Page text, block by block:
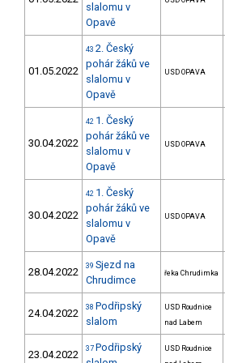
slalomu v
Opavě
01.05.2022
43 2. Český
pohár žáků ve
slalomu v
Opavě
USD OPAVA
30.04.2022
42 1. Český
pohár žáků ve
slalomu v
Opavě
USD OPAVA
30.04.2022
42 1. Český
pohár žáků ve
slalomu v
Opavě
USD OPAVA
28.04.2022 39 Sjezd na
Chrudimce
řeka Chrudimka
24.04.2022 38 Podřipský
slalom
USD Roudnice
nad Labem
23.04.2022 37 Podřipský
USD Roudnice